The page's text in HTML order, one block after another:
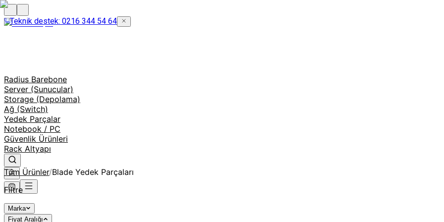
Teknik destek: 0216 344 54 64
Radius Barebone
Server (Sunucular)
Storage (Depolama)
Ağ (Switch)
Yedek Parçalar
Notebook / PC
Güvenlik Ürünleri
Rack Altyapı
Tüm Ürünler/Blade Yedek Parçaları
Filtre
Marka
Fiyat Aralığı